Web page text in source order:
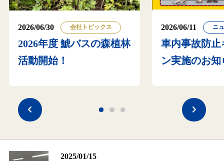
2026/06/30 会社トピックス
2026年度 鯱バスの森植林
活動開始！
2026/06/11 ニ
車内事故防
ン実施のお知
2025/01/15